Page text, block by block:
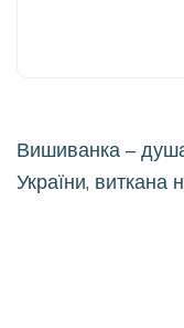
Навігація
записів
Вишиванка –
України, виткана